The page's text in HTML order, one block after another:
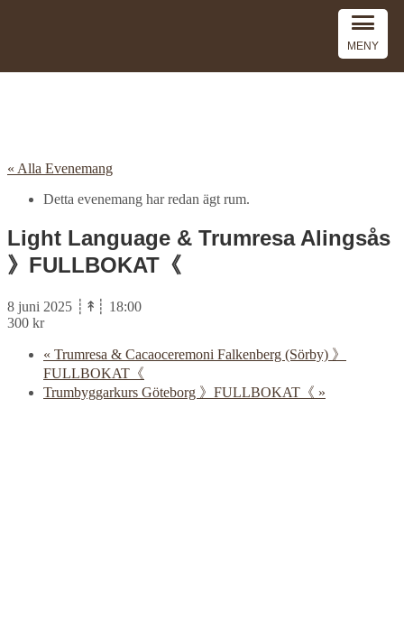
MENY
« Alla Evenemang
Detta evenemang har redan ägt rum.
Light Language & Trumresa Alingsås
》FULLBOKAT《
8 juni 2025 ┊↟┊ 18:00
300 kr
« Trumresa & Cacaoceremoni Falkenberg (Sörby) 》
FULLBOKAT《
Trumbyggarkurs Göteborg 》FULLBOKAT《 »